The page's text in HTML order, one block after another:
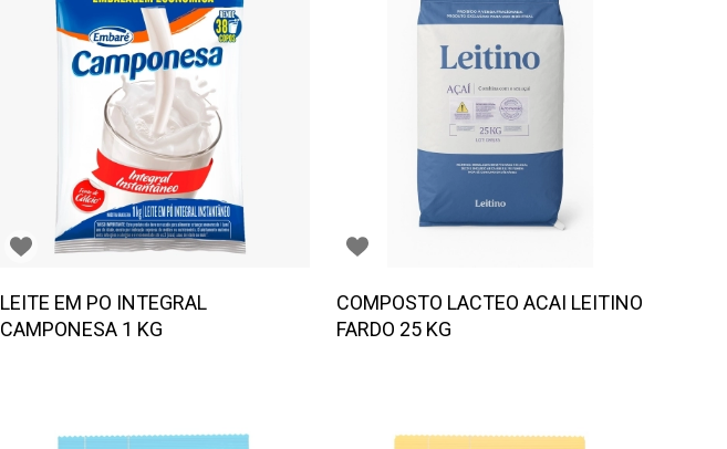
LEITE EM PO INTEGRAL
CAMPONESA 1 KG
COMPOSTO LACTEO ACAI LEITINO
FARDO 25 KG